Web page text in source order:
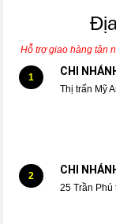
Hỗ trợ giao hàng tận
1 CHI
Thị trấn Mỹ
2 CHI
25 Trần